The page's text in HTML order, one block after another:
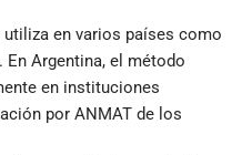
en varios países como
En Argentina, el método
en instituciones
por ANMAT de los